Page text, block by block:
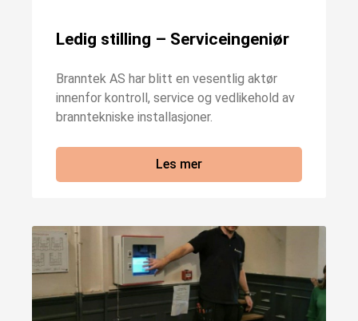
Ledig stilling – Serviceingeniør
Branntek AS har blitt en vesentlig aktør
innenfor kontroll, service og vedlikehold av
branntekniske installasjoner.
Les mer